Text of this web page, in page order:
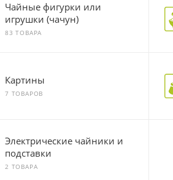
Чайные фигурки или
игрушки (чачун)
83 ТОВАРА
Картины
7 ТОВАРОВ
Электрические чайники и
подставки
2 ТОВАРА